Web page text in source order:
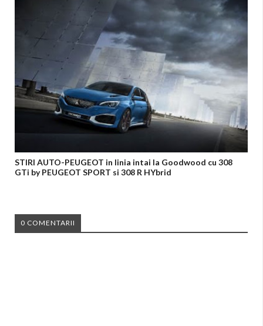
STIRI AUTO-PEUGEOT in linia intai la Goodwood cu 308
GTi by PEUGEOT SPORT si 308 R HYbrid
0 COMENTARII